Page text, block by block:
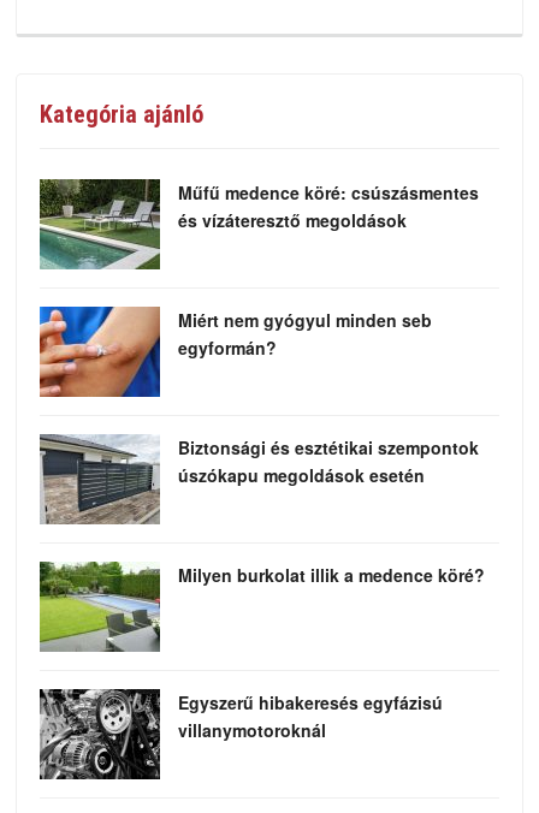
Kategória ajánló
Műfű medence köré: csúszásmentes
és vízáteresztő megoldások
Miért nem gyógyul minden seb
egyformán?
Biztonsági és esztétikai szempontok
úszókapu megoldások esetén
Milyen burkolat illik a medence köré?
Egyszerű hibakeresés egyfázisú
villanymotoroknál